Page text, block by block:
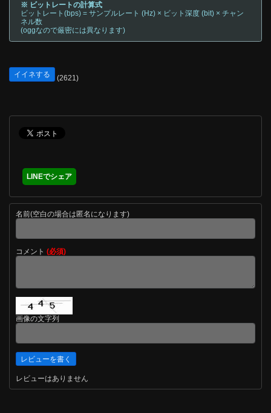
※ ビットレートの計算式
ビットレート(bps) = サンプルレート (Hz) × ビット深度 (bit) × チャン
ネル数
(oggなので厳密には異なります)
イイネする (2621)
LINEでシェア
名前(空白の場合は匿名になります)
コメント (必須)
画像の文字列
レビューはありません